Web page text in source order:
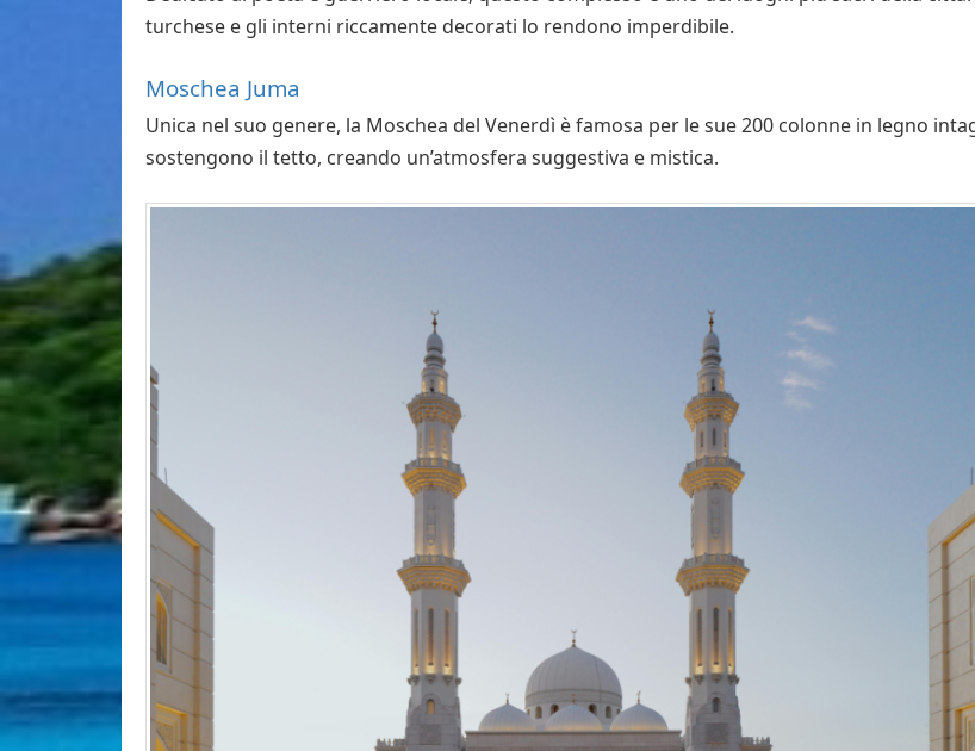
turchese e gli interni riccamente decorati lo rendono imperdibile.
Moschea Juma
Unica nel suo genere, la Moschea del Venerdì è famosa per le sue 200 colonne in legno
sostengono il tetto, creando un’atmosfera suggestiva e mistica.